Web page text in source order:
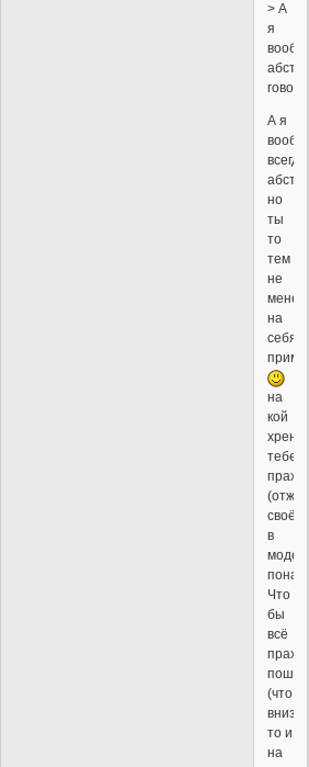
> А
я
А я
всегда
но
ты
то
тем
не
мене,
на
себя
на
кой
хрен
тебе
прах
своё)
в
Что
бы
всё
(что
внизу,
то и
на